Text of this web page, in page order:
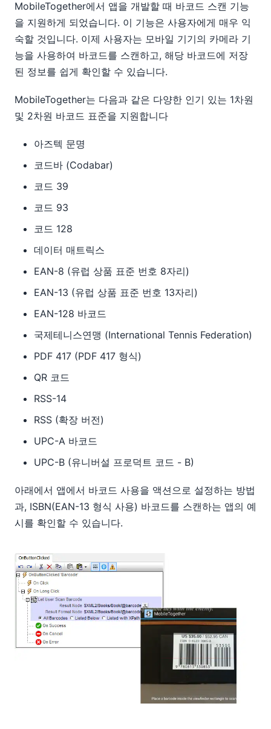
MobileTogether에서 앱을 개발할 때 바코드 스캔 기능
을 지원하게 되었습니다. 이 기능은 사용자에게 매우 익
숙할 것입니다. 이제 사용자는 모바일 기기의 카메라 기
능을 사용하여 바코드를 스캔하고, 해당 바코드에 저장
된 정보를 쉽게 확인할 수 있습니다.
MobileTogether는 다음과 같은 다양한 인기 있는 1차원
및 2차원 바코드 표준을 지원합니다
아즈텍 문명
코드바 (Codabar)
코드 39
코드 93
코드 128
데이터 매트릭스
EAN-8 (유럽 상품 표준 번호 8자리)
EAN-13 (유럽 상품 표준 번호 13자리)
EAN-128 바코드
국제테니스연맹 (International Tennis Federation)
PDF 417 (PDF 417 형식)
QR 코드
RSS-14
RSS (확장 버전)
UPC-A 바코드
UPC-B (유니버설 프로덕트 코드 - B)
아래에서 앱에서 바코드 사용을 액션으로 설정하는 방법
과, ISBN(EAN-13 형식 사용) 바코드를 스캔하는 앱의 예
시를 확인할 수 있습니다.